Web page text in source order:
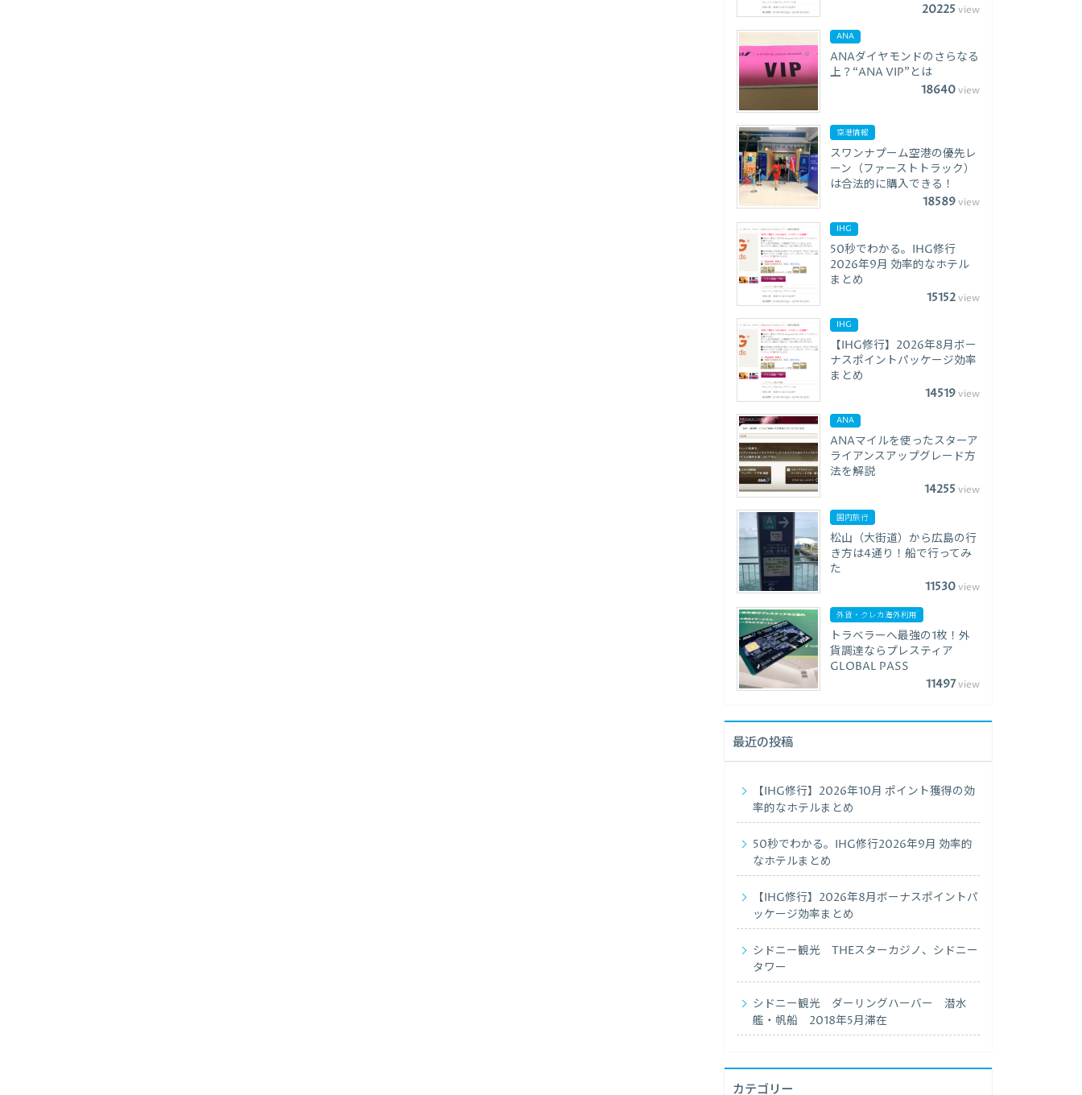
20225 view
ANA
ANAダイヤモンドのさらなる
上？“ANA VIP”とは
18640view
空港情報
スワンナプーム空港の優先レ
ーン（ファーストトラック）
は合法的に購入できる！
18589view
IHG
50秒でわかる。IHG修行
2026年9月 効率的なホテル
まとめ
15152view
IHG
【IHG修行】2026年8月ボー
ナスポイントパッケージ効率
まとめ
14519view
ANA
ANAマイルを使ったスターア
ライアンスアップグレード方
法を解説
14255 view
国内旅行
松山（大街道）から広島の行
き方は4通り！船で行ってみ
た
11530view
外貨・クレカ海外利用
トラベラーへ最強の1枚！外
貨調達ならプレスティア
GLOBAL PASS
11497view
最近の投稿
【IHG修行】2026年10月 ポイント獲得の効
率的なホテルまとめ
50秒でわかる。IHG修行2026年9月 効率的
なホテルまとめ
【IHG修行】2026年8月ボーナスポイントパ
ッケージ効率まとめ
シドニー観光 THEスターカジノ、シドニー
タワー
シドニー観光 ダーリングハーバー 潜水
艦・帆船 2018年5月滞在
カテゴリー